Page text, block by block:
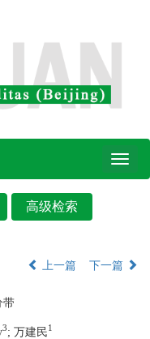
Toggle
上一篇 下一篇
带
3; 万建民1